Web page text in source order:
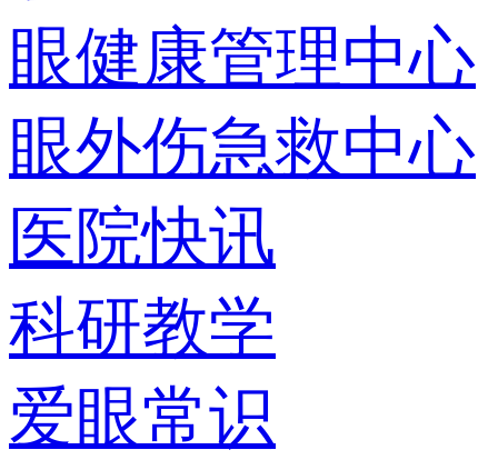
眼健康管理中心
眼外伤急救中心
医院快讯
科研教学
爱眼常识